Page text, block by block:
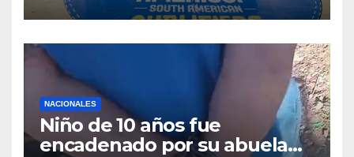
NACIONALES
Niño de 10 años fue
encadenado por su abuela